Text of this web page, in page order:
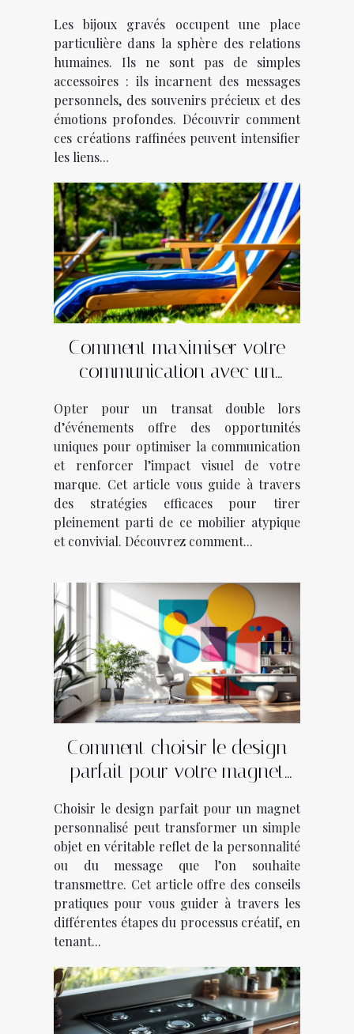
Les bijoux gravés occupent une place
particulière dans la sphère des relations
humaines. Ils ne sont pas de simples
accessoires : ils incarnent des messages
personnels, des souvenirs précieux et des
émotions profondes. Découvrir comment
ces créations raffinées peuvent intensifier
les liens...
Comment maximiser votre
communication avec un
d’événements ?
Opter pour un transat double lors
d’événements offre des opportunités
uniques pour optimiser la communication
et renforcer l’impact visuel de votre
marque. Cet article vous guide à travers
des stratégies efficaces pour tirer
pleinement parti de ce mobilier atypique
et convivial. Découvrez comment...
Comment choisir le design
parfait pour votre magnet
Choisir le design parfait pour un magnet
personnalisé peut transformer un simple
objet en véritable reflet de la personnalité
ou du message que l’on souhaite
transmettre. Cet article offre des conseils
pratiques pour vous guider à travers les
différentes étapes du processus créatif, en
tenant...